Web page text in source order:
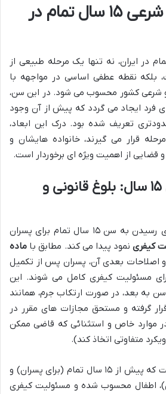
ابعاد حقوقی و شرعی ۱۵ سال تمام در
سن ۱۵ سال تمام در ایران، نه تنها یک مرحله طبیعی از
بلکه نقطه عطفی اساسی در مواجهه با
و شرعی کشور محسوب می شود. در این سن،
فرد ایجاد می گردد که پیش از آن وجود
تعریف شده بود. درک این ابعاد،
قرار می گیرند، خانواده هایشان و
قضایی از اهمیت ویژه ای برخوردار است.
مسئولیت کیفری ۱۵ سال: بلوغ قانونی و
یکی از مهمترین پیامدهای رسیدن به سن ۱۵ سال تمام برای پسران
کیفرینمود پیدا می کند. مطابق با ماده
اصلاحات بعدی آن، پسران پس از تکمیل
مسئولیت کیفری کامل می شوند. این
به بعد، در صورت ارتکاب جرم، همانند
گرفته و مستحق مجازات های مقرر در
موارد خاص و استثنائی که قاضی ممکن
متفاوتی اتخاذ کند).
تفاوت اساسی در اینجاست که پیش از ۱۵ سال تمام (برای پسران) و
اطفال محسوب شده و مسئولیت کیفری